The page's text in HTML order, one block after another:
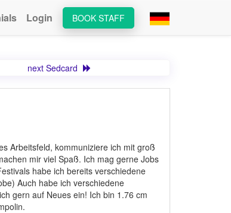
BOOK STAFF
Login
next Sedcard
Arbeitsfeld, kommuniziere ich mit groß
mir viel Spaß. Ich mag gerne Jobs
habe ich bereits verschiedene
Auch habe ich verschiedene
gern auf Neues ein! Ich bin 1.76 cm